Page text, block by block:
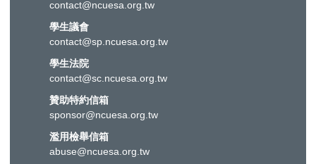
contact@ncuesa.org.tw
學生議會
contact@sp.ncuesa.org.tw
學生法院
contact@sc.ncuesa.org.tw
贊助特約信箱
sponsor@ncuesa.org.tw
濫用檢舉信箱
abuse@ncuesa.org.tw